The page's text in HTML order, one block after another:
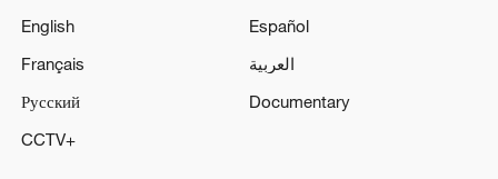
English
Español
Français
العربية
Русский
Documentary
CCTV+